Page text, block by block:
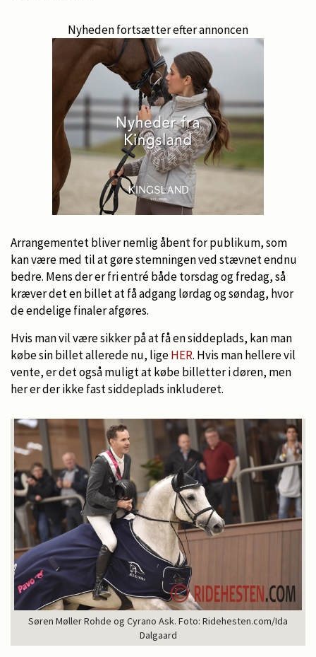
Nyheden fortsætter efter annoncen
Arrangementet bliver nemlig åbent for publikum, som
kan være med til at gøre stemningen ved stævnet endnu
bedre. Mens der er fri entré både torsdag og fredag, så
kræver det en billet at få adgang lørdag og søndag, hvor
de endelige finaler afgøres.
Hvis man vil være sikker på at få en siddeplads, kan man
købe sin billet allerede nu, ligeHER. Hvis man hellere vil
vente, er det også muligt at købe billetter i døren, men
her er der ikke fast siddeplads inkluderet.
Søren Møller Rohde og Cyrano Ask. Foto: Ridehesten.com/Ida
Dalgaard